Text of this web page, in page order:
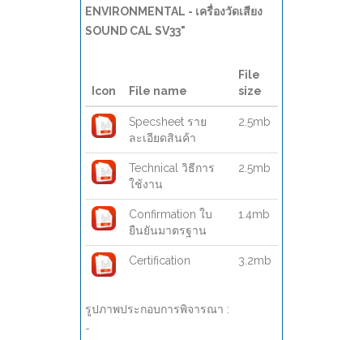
ENVIRONMENTAL - เครื่องวัดเสียง
SOUND CAL SV33"
Icon File name
File
size
Specsheet ราย
ละเอียดสินค้า
2.5mb
Technical วิธีการ
ใช้งาน
2.5mb
Confirmation ใบ
ยืนยันมาตรฐาน
1.4mb
Certification 3.2mb
รูปภาพประกอบการพิจารณา :
-